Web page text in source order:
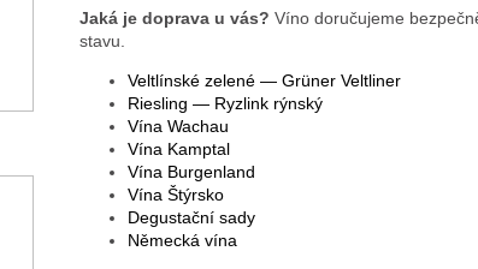
Jaká je doprava u vás? Víno doručujeme
stavu.
Veltlínské zelené — Grüner Veltliner
Riesling — Ryzlink rýnský
Vína Wachau
Vína Kamptal
Vína Burgenland
Vína Štýrsko
Degustační sady
Německá vína